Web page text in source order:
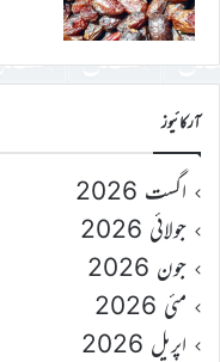
آرکائیوز
اگست 2026
جولائی 2026
جون 2026
مئی 2026
اپریل 2026